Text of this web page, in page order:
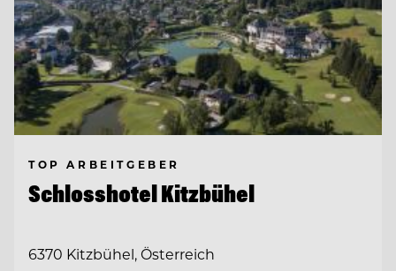
TOP ARBEITGEBER
Schlosshotel Kitzbühel
6370 Kitzbühel, Österreich